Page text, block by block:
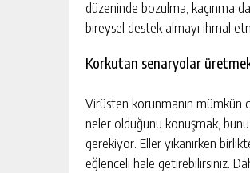
düzeninde bozulma, kaçınma
bireysel destek almayı ihmal
Korkutan senaryolar
Virüsten korunmanın mümkün
neler olduğunu konuşmak,
gerekiyor. Eller yıkanırken
eğlenceli hale getirebilirsiniz.